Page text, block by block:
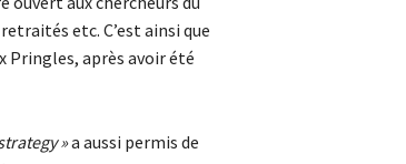
etc. C’est ainsi que
Pringles, après avoir été
»a aussi permis de